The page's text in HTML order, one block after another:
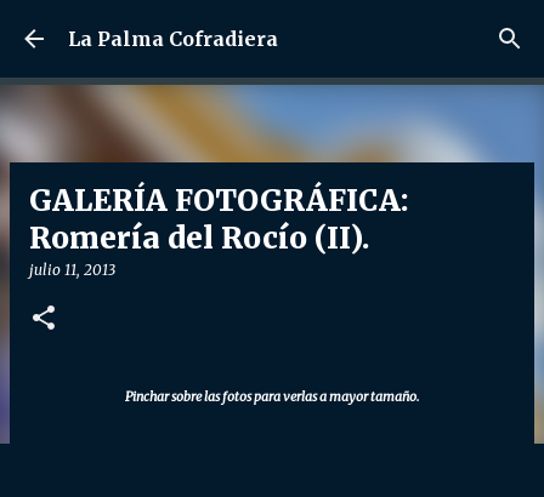
Ir al contenido principal
La Palma Cofradiera
GALERÍA FOTOGRÁFICA:
Romería del Rocío (II).
julio 11, 2013
Pinchar sobre las fotos para verlas a mayor tamaño.